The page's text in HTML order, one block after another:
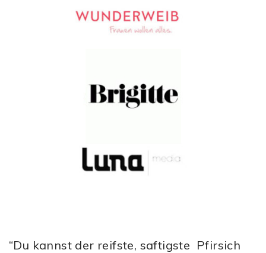
“Du kannst der reifste, saftigste Pfirsich